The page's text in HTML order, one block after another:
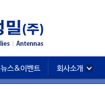
뉴스&이벤트 회사소개